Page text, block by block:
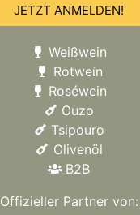
JETZT ANMELDEN!
Weißwein
Rotwein
Roséwein
Ouzo
Tsipouro
Olivenöl
B2B
Offizieller Partner von: